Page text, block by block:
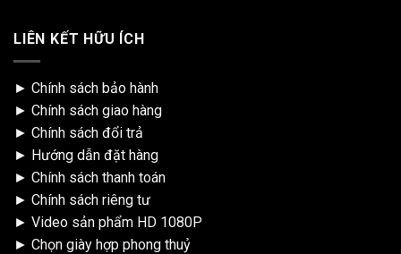
LIÊN KẾT HỮU ÍCH
► Chính sách bảo hành
► Chính sách giao hàng
► Chính sách đổi trả
► Hướng dẫn đặt hàng
► Chính sách thanh toán
► Chính sách riêng tư
► Video sản phẩm HD 1080P
► Chọn giày hợp phong thuỷ